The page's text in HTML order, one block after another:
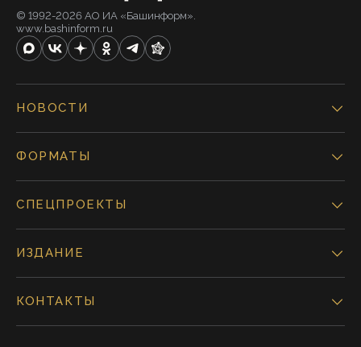
© 1992-2026 АО ИА «Башинформ».
www.bashinform.ru
НОВОСТИ
ФОРМАТЫ
СПЕЦПРОЕКТЫ
ИЗДАНИЕ
КОНТАКТЫ